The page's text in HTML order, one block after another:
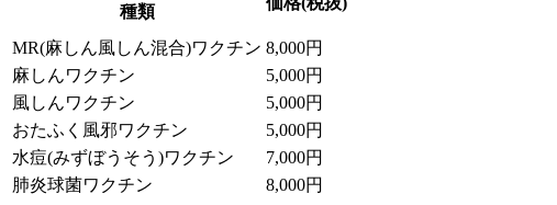
種類
MR(麻しん風しん混合)ワクチン 8,000円
麻しんワクチン
5,000円
風しんワクチン
5,000円
おたふく風邪ワクチン
5,000円
水痘(みずぼうそう)ワクチン
7,000円
肺炎球菌ワクチン
8,000円